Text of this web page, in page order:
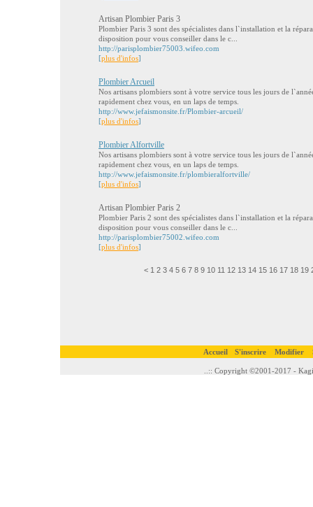
Artisan Plombier Paris 3
Plombier Paris 3 sont des spécialistes dans l`installation et la
disposition pour vous conseiller dans le c...
http://parisplombier75003.wifeo.com
[plus d'infos]
Plombier Arcueil
Nos artisans plombiers sont à votre service tous les jours de
rapidement chez vous, en un laps de temps.
http://www.jefaismonsite.fr/Plombier-arcueil/
[plus d'infos]
Plombier Alfortville
Nos artisans plombiers sont à votre service tous les jours de
rapidement chez vous, en un laps de temps.
http://www.jefaismonsite.fr/plombieralfortville/
[plus d'infos]
Artisan Plombier Paris 2
Plombier Paris 2 sont des spécialistes dans l`installation et la
disposition pour vous conseiller dans le c...
http://parisplombier75002.wifeo.com
[plus d'infos]
< 1 2 3 4 5 6 7 8 9 10 11 12 13 14 15 16 17 18 19
Accueil S'inscrire Modifier
..:: Copyright ©2001-2017 -